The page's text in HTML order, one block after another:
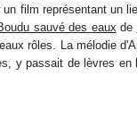
film représentant un
sauvé des eaux de
rôles. La mélodie
y passait de lèvres